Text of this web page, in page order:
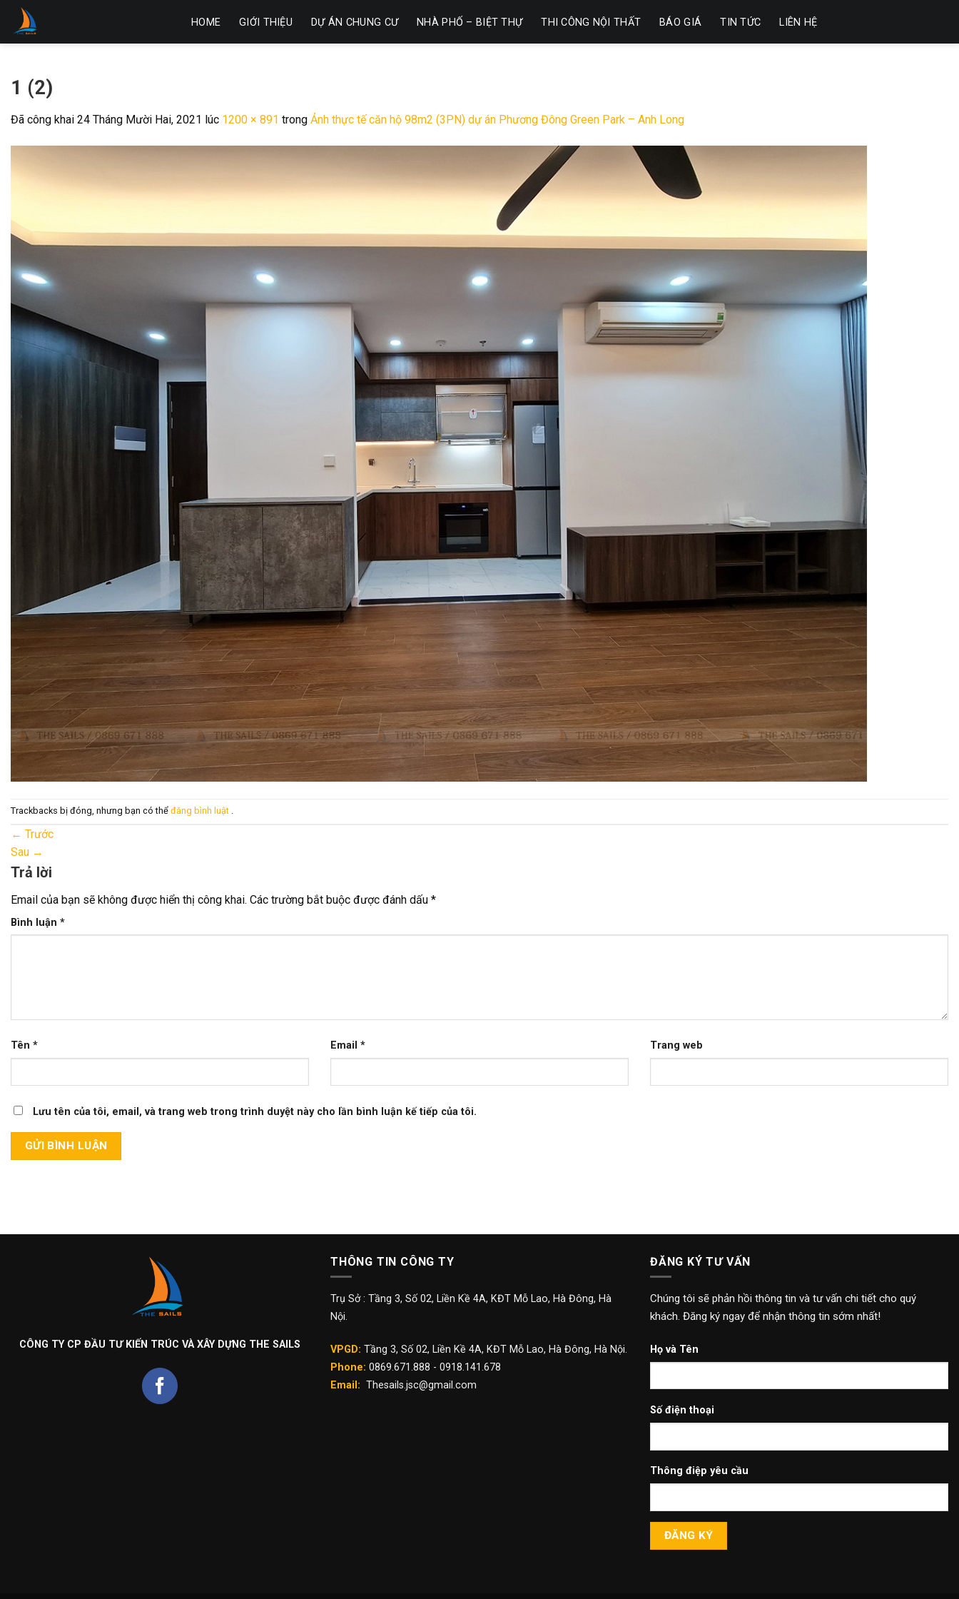
Skip
content
HOME GIỚI THIỆU DỰ ÁN CHUNG CƯ NHÀ PHỐ – BIỆT THỰ THI CÔNG NỘI THẤT BÁO GIÁ TIN TỨC LIÊN HỆ
1 (2)
Đã công khai 24 Tháng Mười Hai, 2021 lúc 1200 × 891 trong Ảnh thực tế căn hộ 98m2 (3PN) dự án Phương Đông Green Park – Anh Long
Trackbacks bị đóng, nhưng bạn có thể đăng bình luật
← Trước
Sau →
Trả lời
Email của bạn sẽ không được hiển thị công khai. Các trường bắt buộc được đánh dấu *
Bình luận *
Tên * Email * Trang web
Lưu tên của tôi, email, và trang web trong trình duyệt này cho lần bình luận kế tiếp của tôi.
CÔNG TY CP ĐẦU TƯ KIẾN TRÚC VÀ XÂY DỰNG THE SAILS
THÔNG TIN CÔNG TY
Trụ Sở : Tầng 3, Số 02, Liền Kề 4A, KĐT Mỗ Lao, Hà Đông, Hà
Nội.
VPGD: Tầng 3, Số 02, Liền Kề 4A, KĐT Mỗ Lao, Hà Đông, Hà Nội.
Phone: 0869.671.888 - 0918.141.678
Email: Thesails.jsc@gmail.com
ĐĂNG KÝ TƯ VẤN
Chúng tôi sẽ phản hồi thông tin và tư vấn chi tiết cho quý
khách. Đăng ký ngay để nhận thông tin sớm nhất!
Họ và Tên
Số điện thoại
Thông điệp yêu cầu